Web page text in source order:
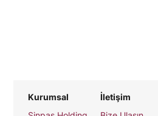
Kurumsal
İletişim